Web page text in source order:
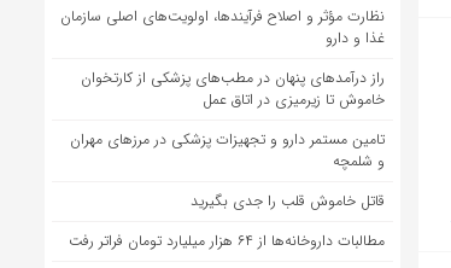
نظارت مؤثر و اصلاح فرآیندها، اولویت‌های اصلی سازمان
غذا و دارو
راز درآمدهای پنهان در مطب‌های پزشکی از کارتخوان
خاموش تا زیرمیزی در اتاق عمل
تامین مستمر دارو و تجهیزات پزشکی در مرزهای مهران
و شلمچه
قاتل خاموش قلب را جدی بگیرید
مطالبات داروخانه‌ها از ۶۴ هزار میلیارد تومان فراتر رفت